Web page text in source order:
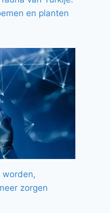
en planten
worden,
zorgen